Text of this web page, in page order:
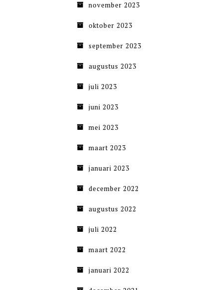
november 2023
oktober 2023
september 2023
augustus 2023
juli 2023
juni 2023
mei 2023
maart 2023
januari 2023
december 2022
augustus 2022
juli 2022
maart 2022
januari 2022